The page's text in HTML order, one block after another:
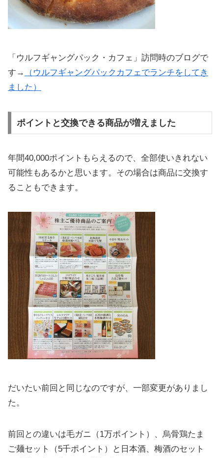
「ウルフギャングパック・カフェ」訪問時のブログで
す→
（ウルフギャングパックカフェでランチをしてき
ました）
ポイントと交換できる商品が増えました
年間40,000ポイントもらえるので、全部使いきれない
可能性もあるかと思います。その場合は商品に交換す
ることもできます。
だいたい前回と同じなのですが、一部変更がありまし
た。
前回との違いは毛ガニ（1万ポイント）、烏骨鶏たま
ご麺セット（5千ポイント）と日本酒、梅酒のセット